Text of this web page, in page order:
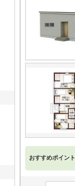
おすすめポイント